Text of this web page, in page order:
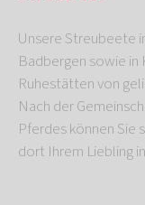
Unsere Streubeete
Badbergen sowie in
Ruhestätten von
Nach der
Pferdes können Sie
dort Ihrem Liebling